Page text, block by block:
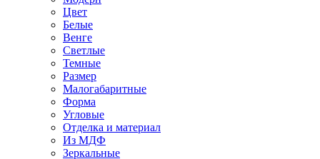
Цвет
Белые
Венге
Светлые
Темные
Размер
Малогабаритные
Форма
Угловые
Отделка и материал
Из МДФ
Зеркальные